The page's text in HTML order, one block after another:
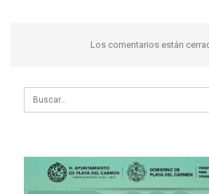
Los comentarios están